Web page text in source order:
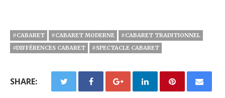
#CABARET #CABARET MODERNE
#CABARET TRADITIONNEL
#DIFFÉRENCES CABARET
#SPECTACLE CABARET
SHARE: